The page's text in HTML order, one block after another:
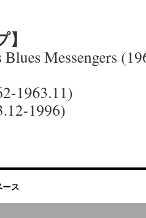
Blues Messengers
1963.11)
1996)
ス